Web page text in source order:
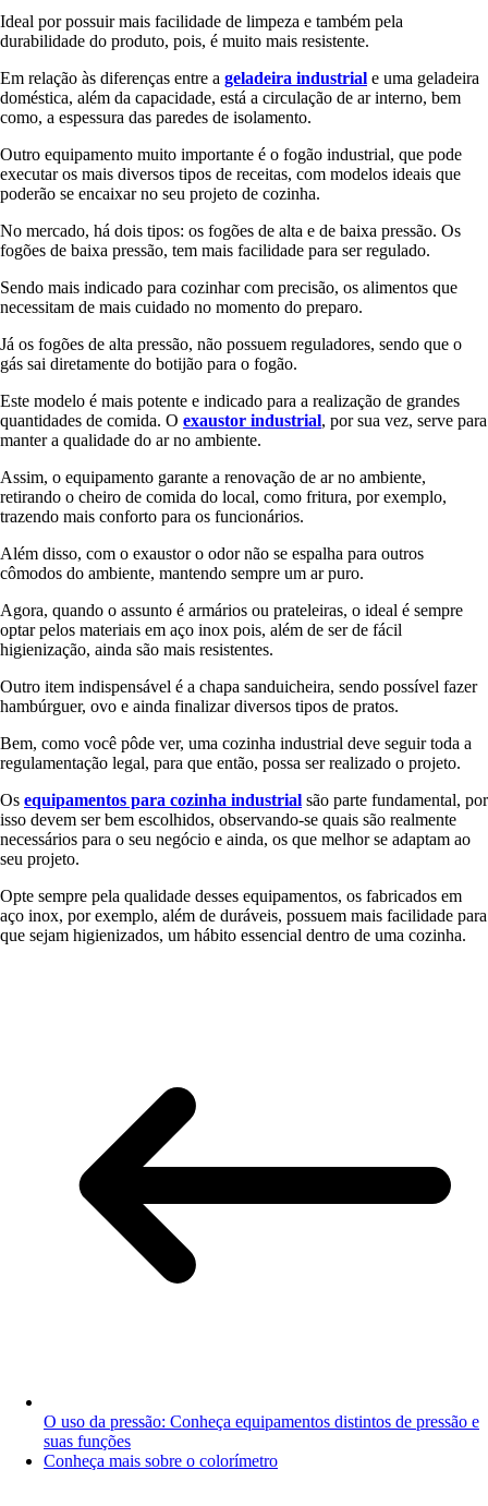
Ideal por possuir mais facilidade de limpeza e também pela
durabilidade do produto, pois, é muito mais resistente.
Em relação às diferenças entre a geladeira industrial e uma geladeira
doméstica, além da capacidade, está a circulação de ar interno, bem
como, a espessura das paredes de isolamento.
Outro equipamento muito importante é o fogão industrial, que pode
executar os mais diversos tipos de receitas, com modelos ideais que
poderão se encaixar no seu projeto de cozinha.
No mercado, há dois tipos: os fogões de alta e de baixa pressão. Os
fogões de baixa pressão, tem mais facilidade para ser regulado.
Sendo mais indicado para cozinhar com precisão, os alimentos que
necessitam de mais cuidado no momento do preparo.
Já os fogões de alta pressão, não possuem reguladores, sendo que o
gás sai diretamente do botijão para o fogão.
Este modelo é mais potente e indicado para a realização de grandes
quantidades de comida. O exaustor industrial, por sua vez, serve para
manter a qualidade do ar no ambiente.
Assim, o equipamento garante a renovação de ar no ambiente,
retirando o cheiro de comida do local, como fritura, por exemplo,
trazendo mais conforto para os funcionários.
Além disso, com o exaustor o odor não se espalha para outros
cômodos do ambiente, mantendo sempre um ar puro.
Agora, quando o assunto é armários ou prateleiras, o ideal é sempre
optar pelos materiais em aço inox pois, além de ser de fácil
higienização, ainda são mais resistentes.
Outro item indispensável é a chapa sanduicheira, sendo possível fazer
hambúrguer, ovo e ainda finalizar diversos tipos de pratos.
Bem, como você pôde ver, uma cozinha industrial deve seguir toda a
regulamentação legal, para que então, possa ser realizado o projeto.
Os equipamentos para cozinha industrial são parte fundamental, por
isso devem ser bem escolhidos, observando-se quais são realmente
necessários para o seu negócio e ainda, os que melhor se adaptam ao
seu projeto.
Opte sempre pela qualidade desses equipamentos, os fabricados em
aço inox, por exemplo, além de duráveis, possuem mais facilidade para
que sejam higienizados, um hábito essencial dentro de uma cozinha.
O uso da pressão: Conheça equipamentos distintos de pressão e
suas funções
Conheça mais sobre o colorímetro